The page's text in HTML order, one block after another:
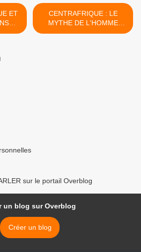
CENTRAFRIQUE : LE
MYTHE DE L'HOMME
PROVIDENTIEL. LE
sur le portail Overblog
un blog sur Overblog
Créer un blog